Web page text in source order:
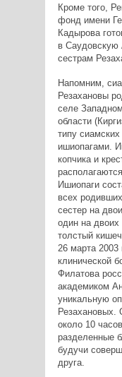
Кроме того,
фонд имени
Кадырова
в
сестрам
Напомним,
Резахановы
селе
области
типу
ишиопагами.
копчика и
Ишиопаги
всех
сестер на
один на
толстый
26 марта 2003
клинической
Филатова
академиком
уникальную
Резахановых.
около 10
разделенные
будучи
друга.